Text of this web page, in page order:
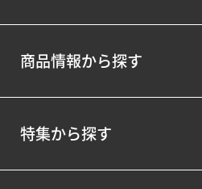
商品情報から探す
特集から探す